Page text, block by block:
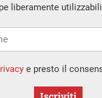
liberamente
e presto il